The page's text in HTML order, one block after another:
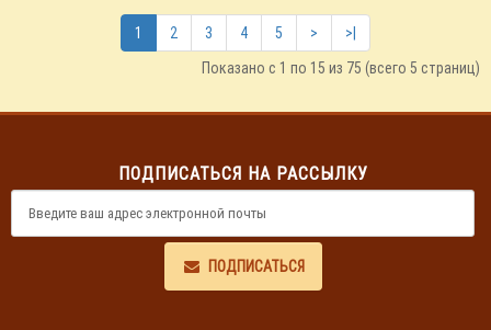
1 2 3 4 5 >
>|
Показано с 1 по 15 из 75 (всего 5 страниц)
ПОДПИСАТЬСЯ НА РАССЫЛКУ
ПОДПИСАТЬСЯ